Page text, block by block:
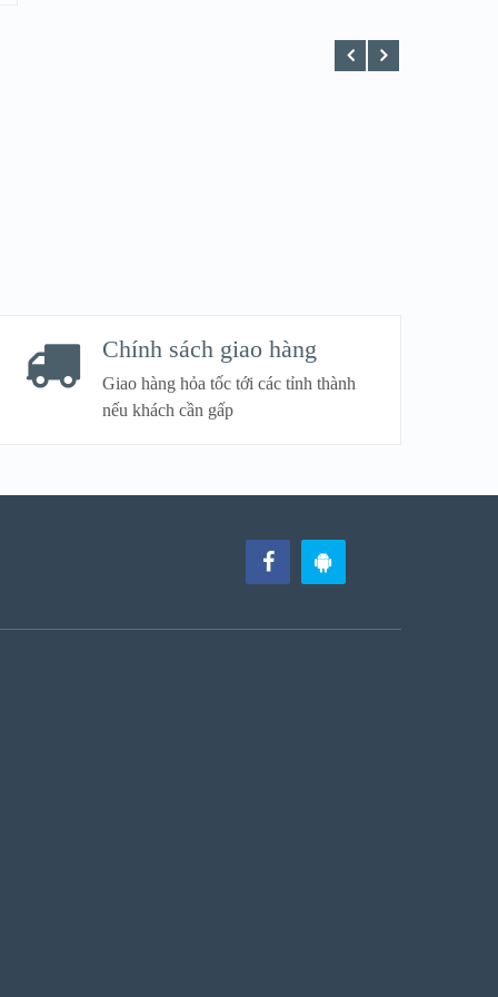
Chính sách giao hàng
Giao hàng hỏa tốc tới các tỉnh thành
nếu khách cần gấp